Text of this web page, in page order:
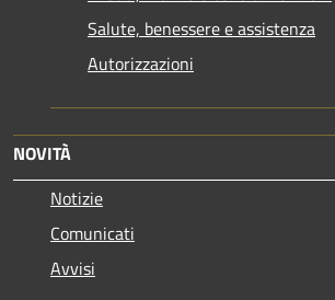
Salute, benessere e assistenza
Autorizzazioni
NOVITÀ
Notizie
Comunicati
Avvisi